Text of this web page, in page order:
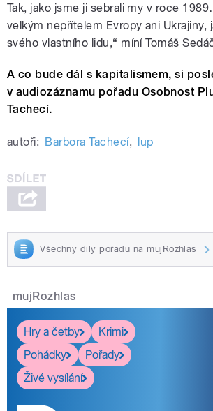
Tak, jako jsme ji sebrali my v roce
velkým nepřítelem Evropy ani Ukrajiny,
svého vlastního lidu,“ míní Tomáš
A co bude dál s kapitalismem, si
v audiozáznamu pořadu Osobnost
Tachecí.
autoři: Barbora Tachecí, lup
Všechny díly pořadu na mujRozhlas
mujRozhlas
Hry a četby
Krimi
Pohádky
Pořady
Živé vysílání